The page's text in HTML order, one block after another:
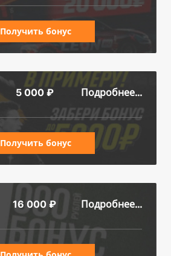
Получить бонус
5 000 ₽ Подробнее...
Получить бонус
16 000 ₽ Подробнее...